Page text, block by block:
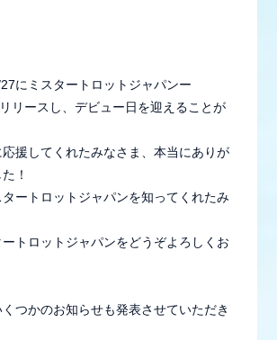
わせ
にミスタートロットジャパンー
リースし、デビュー日を迎えることが
援してくれたみなさま、本当にありが
！
ートロットジャパンを知ってくれたみ
トロットジャパンをどうぞよろしくお
つかのお知らせも発表させていただき